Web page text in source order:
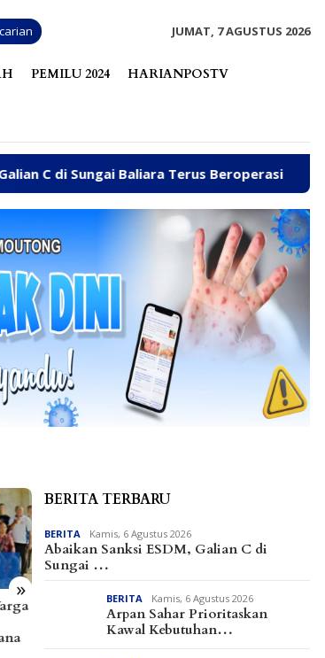
JUMAT, 7 AGUSTUS 2026
PEMILU 2024 HARIANPOSTV
Baliara Terus Beroperasi Arpan Sahar
»
di
Alfres dan Matindas Duduk
Bareng Serap Aspirasi
Ratusan Warga di Parimo
Kapolres
Penghargaan
BERITA TERBARU
BERITA Kamis, 6 Agustus 2026
Abaikan Sanksi ESDM, Galian C di
Sungai …
BERITA Kamis, 6 Agustus 2026
Arpan Sahar Prioritaskan
Kawal Kebutuhan…